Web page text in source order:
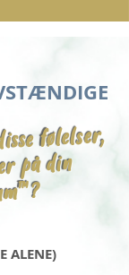
følelser,
på din
ALENE)